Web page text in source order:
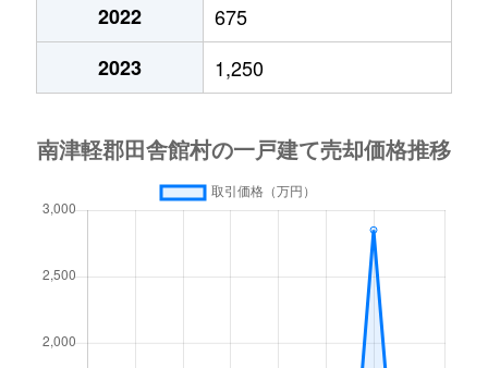
2022
675
2023
1,250